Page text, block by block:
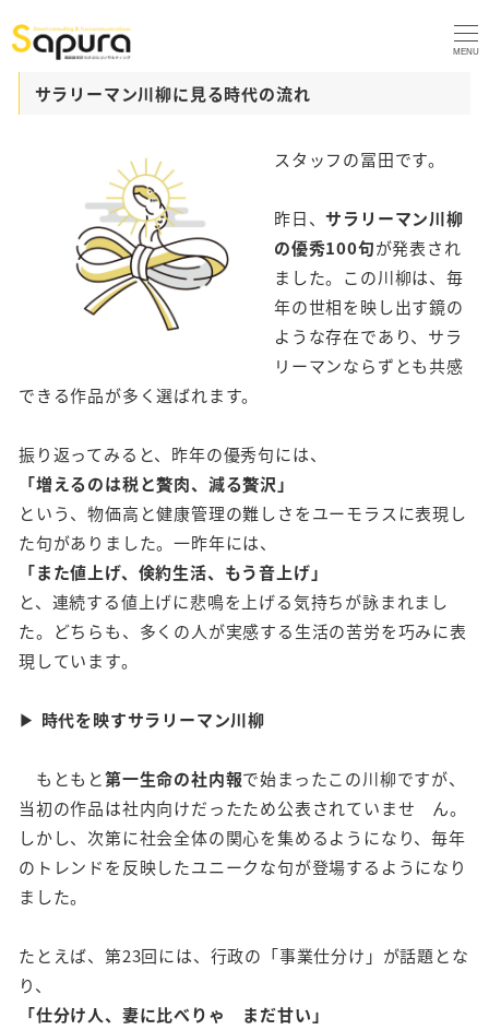
MENU
サラリーマン川柳に見る時代の流れ
スタッフの冨田です。
昨日、サラリーマン川柳
の優秀100句が発表され
ました。この川柳は、毎
年の世相を映し出す鏡の
ような存在であり、サラ
リーマンならずとも共感
できる作品が多く選ばれます。
振り返ってみると、昨年の優秀句には、
「増えるのは税と贅肉、減る贅沢」
という、物価高と健康管理の難しさをユーモラスに表現し
た句がありました。一昨年には、
「また値上げ、倹約生活、もう音上げ」
と、連続する値上げに悲鳴を上げる気持ちが詠まれまし
た。どちらも、多くの人が実感する生活の苦労を巧みに表
現しています。
▶ 時代を映すサラリーマン川柳
もともと第一生命の社内報で始まったこの川柳ですが、
当初の作品は社内向けだったため公表されていませ ん。
しかし、次第に社会全体の関心を集めるようになり、毎年
のトレンドを反映したユニークな句が登場するようになり
ました。
たとえば、第23回には、行政の「事業仕分け」が話題とな
り、
「仕分け人、妻に比べりゃ まだ甘い」